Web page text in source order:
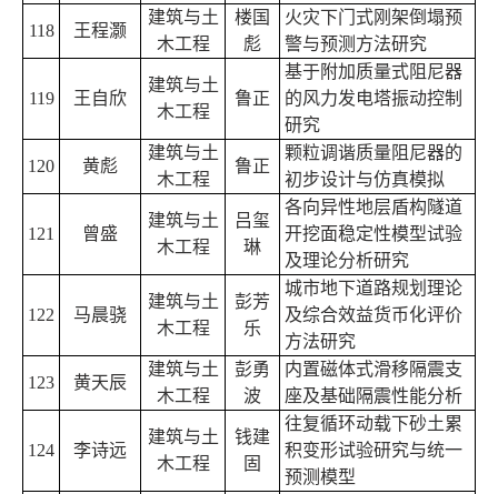
118 王程灏
建筑与土
木工程
楼国
彪
火灾下门式刚架倒塌预
警与预测方法研究
119 王自欣
建筑与土
木工程
鲁正
基于附加质量式阻尼器
的风力发电塔振动控制
研究
120 黄彪
建筑与土
木工程
鲁正
颗粒调谐质量阻尼器的
初步设计与仿真模拟
121 曾盛
建筑与土
木工程
吕玺
琳
各向异性地层盾构隧道
开挖面稳定性模型试验
及理论分析研究
122 马晨骁
建筑与土
木工程
彭芳
乐
城市地下道路规划理论
及综合效益货币化评价
方法研究
123 黄天辰
建筑与土
木工程
彭勇
波
内置磁体式滑移隔震支
座及基础隔震性能分析
124 李诗远
建筑与土
木工程
钱建
固
往复循环动载下砂土累
积变形试验研究与统一
预测模型